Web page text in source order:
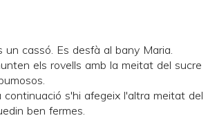
un cassó. Es desfà al bany Maria.
els rovells amb la meitat del sucre
s'hi afegeix l'altra meitat del
ben fermes.